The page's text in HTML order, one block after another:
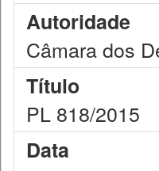
Autoridade
Câmara dos
Título
PL 818/2015
Data